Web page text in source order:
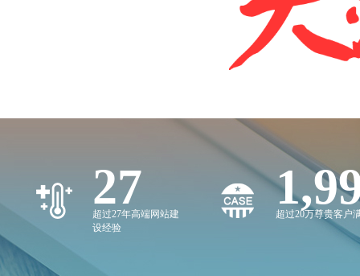
27
超过27年高端网站建
设经验
超过20万尊贵客户